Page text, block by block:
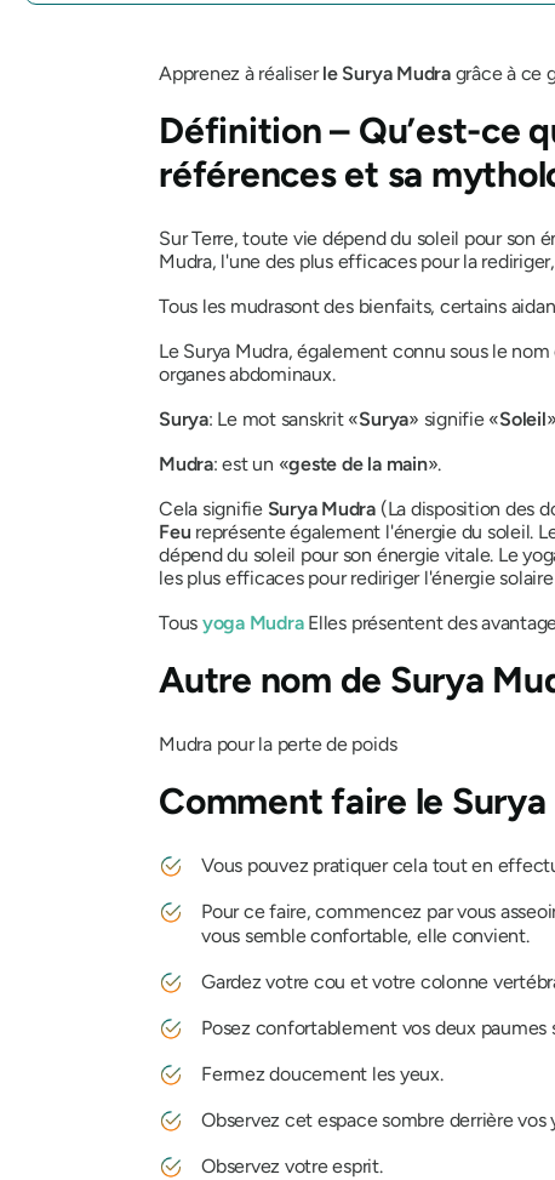
Apprenez à réaliserle Surya Mudragrâceàce
Définition – Qu’est-ce
références et sa
Sur Terre, toute vie dépend du soleil pour son
Mudra, l'une des plus efficaces pour la
Tous les mudrasont des bienfaits, certains
Le Surya Mudra, également connu sous le nom
organes abdominaux.
Surya: Le mot sanskrit «Surya» signifie «Soleil
Mudra: est un «geste de la main».
Cela signifie Surya Mudra (La disposition des
Feu représente également l'énergie du soleil.
dépend du soleil pour son énergie vitale. Le
les plus efficaces pour rediriger l'énergie
Tous yoga MudraElles présentent des
Autre nom de Surya
Mudrapour la perte de poids
Comment faire le
Vous pouvez pratiquer cela tout en
Pour ce faire, commencez par vous
vous semble confortable, elle convient.
Gardez votre cou et votre colonne
Posez confortablement vos deux paumes
Fermez doucement les yeux.
Observez cet espace sombre derrière vos
Observez votre esprit.